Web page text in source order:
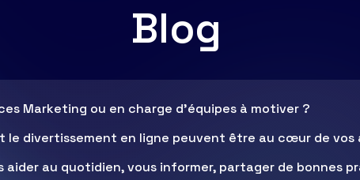
Blog
Marketing ou en charge d’équipes à motiver ?
le divertissement en ligne peuvent être au cœur de vos
aider au quotidien, vous informer, partager de bonnes